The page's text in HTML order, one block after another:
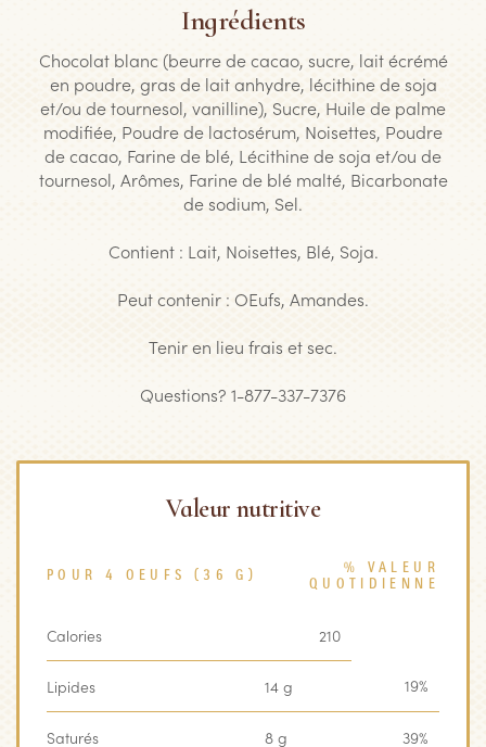
Ingrédients
Chocolat blanc (beurre de cacao, sucre, lait écrémé
en poudre, gras de lait anhydre, lécithine de soja
et/ou de tournesol, vanilline), Sucre, Huile de palme
modifiée, Poudre de lactosérum, Noisettes, Poudre
de cacao, Farine de blé, Lécithine de soja et/ou de
tournesol, Arômes, Farine de blé malté, Bicarbonate
de sodium, Sel.
Contient : Lait, Noisettes, Blé, Soja.
Peut contenir : OEufs, Amandes.
Tenir en lieu frais et sec.
Questions? 1-877-337-7376
Valeur nutritive
POUR 4 OEUFS (36 G)
% VALEUR
QUOTIDIENNE
Calories 210
Lipides 14 g 19%
Saturés 8 g 39%